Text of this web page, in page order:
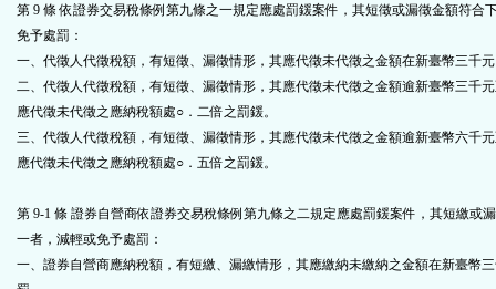
第 9 條 依證券交易稅條例第九條之一規定應處罰鍰案件，其短徵或漏徵金額符合
免予處罰：
一、代徵人代徵稅額，有短徵、漏徵情形，其應代徵未代徵之金額在新臺幣三千
二、代徵人代徵稅額，有短徵、漏徵情形，其應代徵未代徵之金額逾新臺幣三千
應代徵未代徵之應納稅額處○．二倍之罰鍰。
三、代徵人代徵稅額，有短徵、漏徵情形，其應代徵未代徵之金額逾新臺幣六千
應代徵未代徵之應納稅額處○．五倍之罰鍰。
第 9-1 條 證券自營商依證券交易稅條例第九條之二規定應處罰鍰案件，其短繳或
一者，減輕或免予處罰：
一、證券自營商應納稅額，有短繳、漏繳情形，其應繳納未繳納之金額在新臺幣